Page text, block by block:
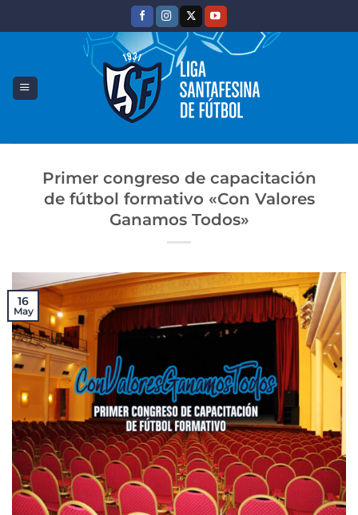
Primer congreso de capacitación
de fútbol formativo «Con Valores
Ganamos Todos»
16
May